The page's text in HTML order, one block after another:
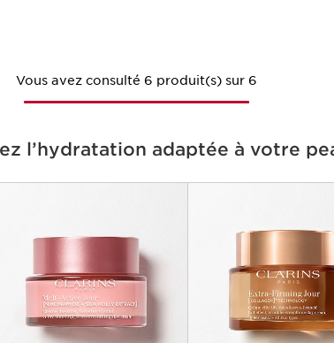
Vous avez consulté 6 produit(s) sur 6
l’hydratation adaptée à votre